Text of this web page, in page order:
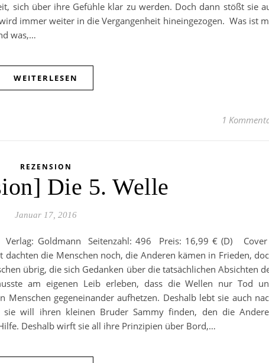
sich über ihre Gefühle klar zu werden. Doch dann stößt sie
immer weiter in die Vergangenheit hineingezogen. Was ist
was,…
WEITERLESEN
1
REZENSION
Die 5. Welle
Januar 17, 2016
Goldmann Seitenzahl: 496 Preis: 16,99 € (D)
die Menschen noch, die Anderen kämen in Frieden,
übrig, die sich Gedanken über die tatsächlichen Absichten
am eigenen Leib erleben, dass die Wellen nur Tod
gegeneinander aufhetzen. Deshalb lebt sie auch
sie will ihren kleinen Bruder Sammy finden, den die
Deshalb wirft sie all ihre Prinzipien über Bord,…